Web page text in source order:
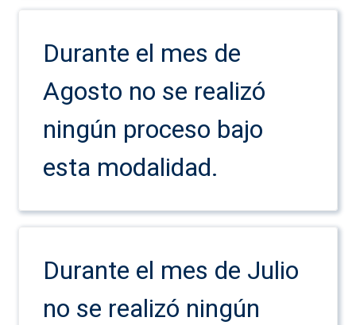
Durante el mes de
Agosto no se realizó
ningún proceso bajo
esta modalidad.
Durante el mes de Julio
no se realizó ningún